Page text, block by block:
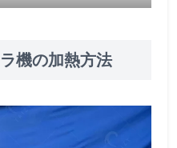
機の加熱方法